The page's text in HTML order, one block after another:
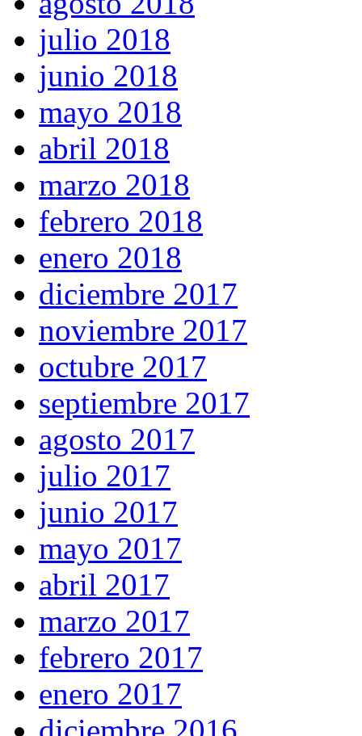
julio 2018
junio 2018
mayo 2018
abril 2018
marzo 2018
febrero 2018
enero 2018
diciembre 2017
noviembre 2017
octubre 2017
septiembre 2017
agosto 2017
julio 2017
junio 2017
mayo 2017
abril 2017
marzo 2017
febrero 2017
enero 2017